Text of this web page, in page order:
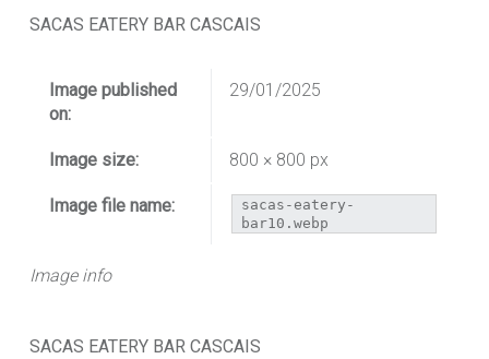
SACAS EATERY BAR CASCAIS
Image info
Image published
on:
29/01/2025
Image size: 800 × 800 px
Image file name:
sacas-eatery-
bar10.webp
SACAS EATERY BAR CASCAIS